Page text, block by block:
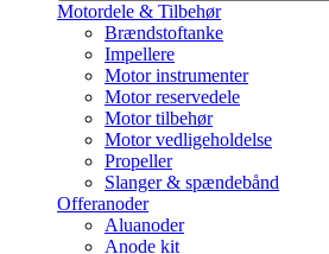
Motordele & Tilbehør
Brændstoftanke
Impellere
Motor instrumenter
Motor reservedele
Motor tilbehør
Motor vedligeholdelse
Propeller
Slanger & spændebånd
Offeranoder
Aluanoder
Anode kit